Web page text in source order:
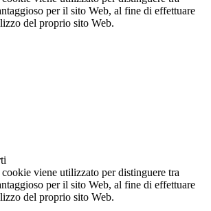
per il sito Web, al fine di effettuare
del proprio sito Web.
cookie viene utilizzato per distinguere tra
per il sito Web, al fine di effettuare
del proprio sito Web.